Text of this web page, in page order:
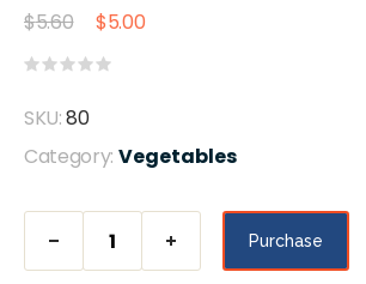
$5.60 $5.00
con
0
5
SKU:80
Category: Vegetables
Purchase